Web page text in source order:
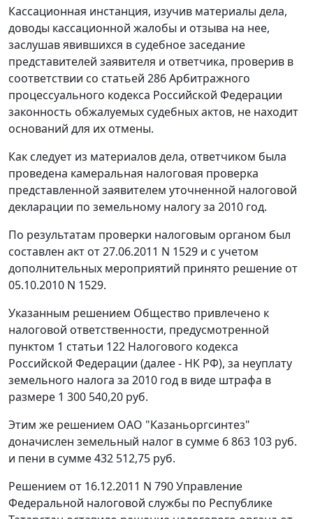
Кассационная инстанция, изучив материалы дела,
доводы кассационной жалобы и отзыва на нее,
заслушав явившихся в судебное заседание
представителей заявителя и ответчика, проверив в
соответствии со статьей 286Арбитражного
процессуального кодекса Российской Федерации
законность обжалуемых судебных актов, не находит
оснований для их отмены.
Как следует из материалов дела, ответчиком была
проведена камеральная налоговая проверка
представленной заявителем уточненной налоговой
декларации по земельному налогу за 2010 год.
По результатам проверки налоговым органом был
составлен акт от 27.06.2011 N 1529 и с учетом
дополнительных мероприятий принято решение от
05.10.2010 N 1529.
Указанным решением Общество привлечено к
налоговой ответственности, предусмотренной
пунктом 1 статьи 122 Налогового кодекса
Российской Федерации (далее - НК РФ), за неуплату
земельного налога за 2010 год в виде штрафа в
размере 1 300 540,20 руб.
Этим же решением ОАО "Казаньоргсинтез"
доначислен земельный налог в сумме 6 863 103 руб.
и пени в сумме 432 512,75 руб.
Решением от 16.12.2011 N 790 Управление
Федеральной налоговой службы по Республике